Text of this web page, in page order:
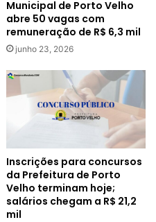
Municipal de Porto Velho
abre 50 vagas com
remuneração de R$ 6,3 mil
junho 23, 2026
Inscrições para concursos
da Prefeitura de Porto
Velho terminam hoje;
salários chegam a R$ 21,2
mil